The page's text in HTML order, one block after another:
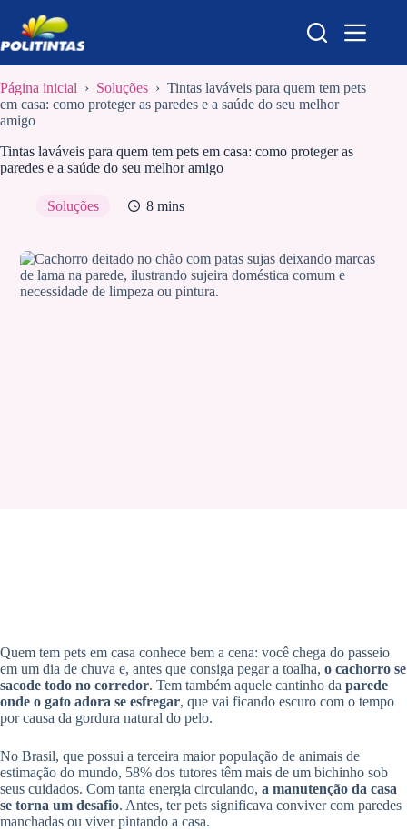
para
o
conteúdo
Página inicial › Soluções › Tintas laváveis para quem tem pets
em casa: como proteger as paredes e a saúde do seu melhor
amigo
Tintas laváveis para quem tem pets em casa: como proteger as
paredes e a saúde do seu melhor amigo
Soluções 8 mins
Quem tem pets em casa conhece bem a cena: você chega do passeio
em um dia de chuva e, antes que consiga pegar a toalha, o cachorro se
sacode todo no corredor. Tem também aquele cantinho da parede
onde o gato adora se esfregar, que vai ficando escuro com o tempo
por causa da gordura natural do pelo.
No Brasil, que possui a terceira maior população de animais de
estimação do mundo, 58% dos tutores têm mais de um bichinho sob
seus cuidados. Com tanta energia circulando, a manutenção da casa
se torna um desafio. Antes, ter pets significava conviver com paredes
manchadas ou viver pintando a casa.